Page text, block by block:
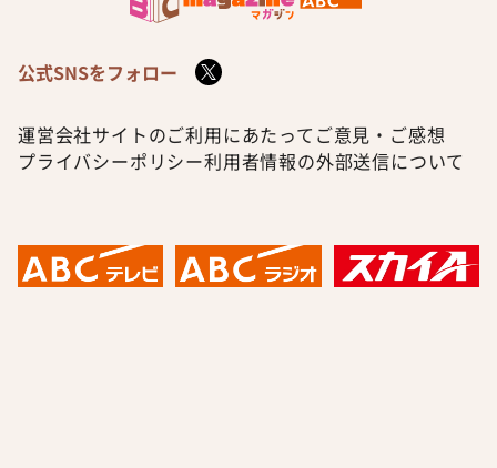
公式SNSをフォロー
運営会社サイトのご利用にあたって ご意見・ご感想
プライバシーポリシー利用者情報の外部送信について